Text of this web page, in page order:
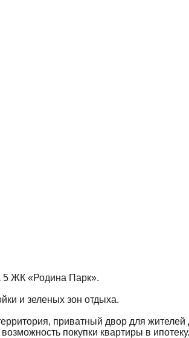
5 ЖК «Родина Парк».
и зеленых зон отдыха.
приватный двор для
покупки квартиры в ипотеку.